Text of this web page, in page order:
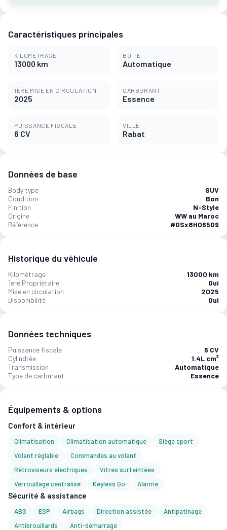
Caractéristiques principales
KILOMÉTRAGE
13000 km
BOÎTE
Automatique
1ÈRE MISE EN CIRCULATION
2025
CARBURANT
Essence
PUISSANCE FISCALE
6 CV
VILLE
Rabat
Données de base
Body type
SUV
Condition
Bon
Finition
N-Style
Origine
WW au Maroc
Référence
#OSx8HO65D9
Historique du véhicule
Kilométrage
13000 km
1ere Propriétaire
Oui
Mise en circulation
2025
Disponibilité
Oui
Données techniques
Puissance fiscale
6 CV
Cylindrée
1.4L cm³
Transmission
Automatique
Type de carburant
Essence
Équipements & options
Confort & intérieur
Climatisation Climatisation automatique
Siège sport
Volant réglable
Commandes au volant
Rétroviseurs électriques
Vitres surteintées
Verrouillage centralisé
Keyless Go Alarme
Sécurité & assistance
ABS ESP Airbags Direction assistée
Antipatinage
Antibrouillards
Anti-démarrage